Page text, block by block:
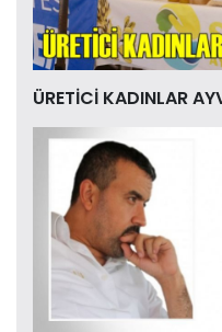
ÜRETİCİ KADINLAR